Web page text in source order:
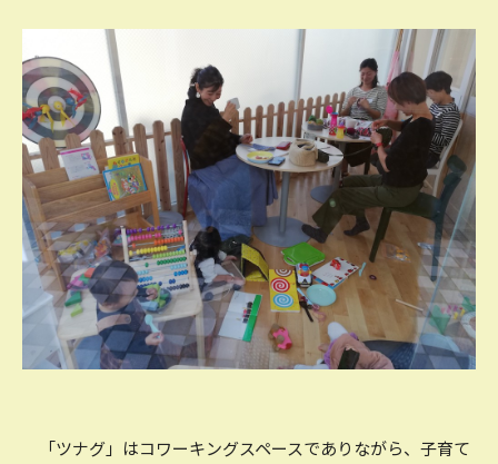
「ツナグ」はコワーキングスペースでありながら、子育て